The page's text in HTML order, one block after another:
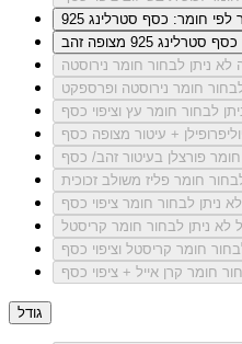
לפי חומר: כסף סטרלינג 925
925 מצופה זהב
לא ניתן לבחור חומר נירוסטה
חומר נירוסטה ופרספקט
לבחור חומר עץ וציפוי כסף
+ עיטור מצופה כסף
פורצלן בעיטור זהב/ כסף
חומר פליז משולב זכוכית
לא ניתן לבחור חומר ציפוי כסף
לא ניתן לבחור חומר קריסטל
חומר קריסטל וציפוי כסף
חומר קרן אייל + ציפוי כסף
גודל